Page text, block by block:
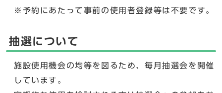
※予約にあたって事前の使用者登録等は不要です。
抽選について
施設使用機会の均等を図るため、毎月抽選会を開催
しています。